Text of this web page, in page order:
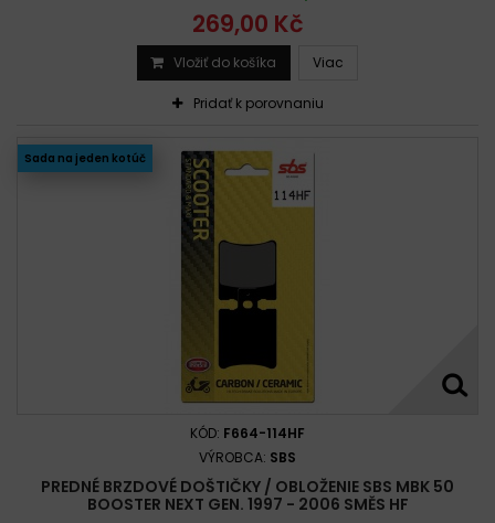
269,00 Kč
Vložiť do košíka Viac
Pridať k porovnaniu
Sada na jeden kotúč
KÓD: F664-114HF
VÝROBCA: SBS
PREDNÉ BRZDOVÉ DOŠTIČKY / OBLOŽENIE SBS MBK 50
BOOSTER NEXT GEN. 1997 - 2006 SMĚS HF